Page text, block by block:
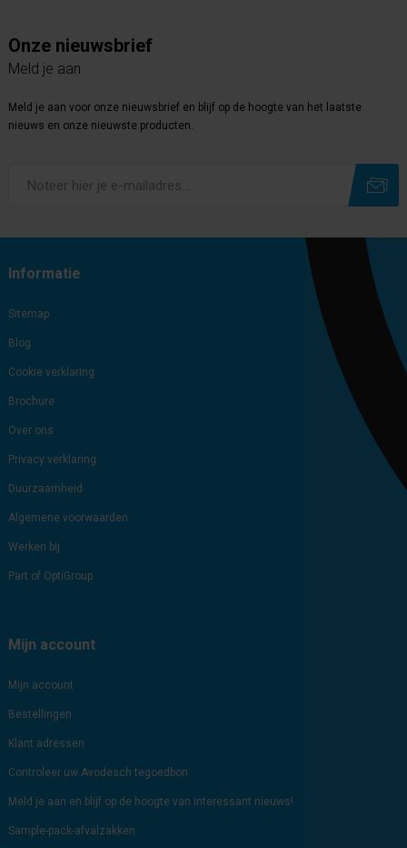
Onze nieuwsbrief
Meld je aan
Meld je aan voor onze nieuwsbrief en blijf op de hoogte van het laatste
nieuws en onze nieuwste producten.
Informatie
Sitemap
Blog
Cookie verklaring
Brochure
Over ons
Privacy verklaring
Duurzaamheid
Algemene voorwaarden
Werken bij
Part of OptiGroup
Mijn account
Mijn account
Bestellingen
Klant adressen
Controleer uw Avodesch tegoedbon
Meld je aan en blijf op de hoogte van interessant nieuws!
Sample-pack-afvalzakken